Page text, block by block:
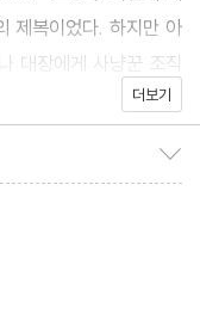
제복이었다. 하지만 아
대장에게 사냥꾼 조직
더보기